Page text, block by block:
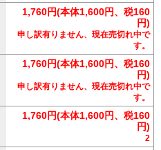
1,760円(本体1,600円、税160
円)
申し訳有りません、現在売切れ中で
す。
1,760円(本体1,600円、税160
円)
申し訳有りません、現在売切れ中で
す。
1,760円(本体1,600円、税160
円)
2